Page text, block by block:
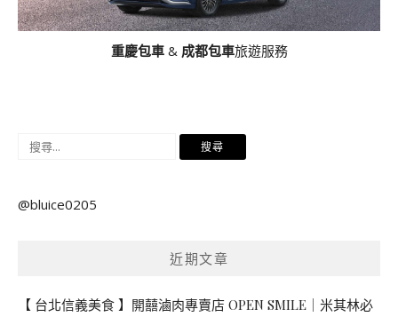
重慶包車& 成都包車旅遊服務
搜
鍵
@bluice0205
近期文章
【 台北信義美食 】開囍滷肉專賣店 OPEN SMILE｜米其林必